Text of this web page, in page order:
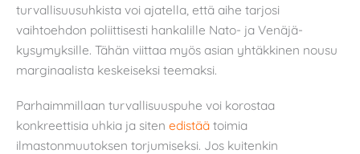
turvallisuusuhkista voi ajatella, että aihe tarjosi
vaihtoehdon poliittisesti hankalille Nato- ja Venäjä-
kysymyksille. Tähän viittaa myös asian yhtäkkinen nousu
marginaalista keskeiseksi teemaksi.
Parhaimmillaan turvallisuuspuhe voi korostaa
konkreettisia uhkia ja siten edistää toimia
ilmastonmuutoksen torjumiseksi. Jos kuitenkin